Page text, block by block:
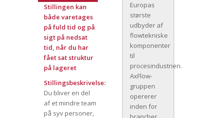
Stillingen kan
både varetages
på fuld tid og på
sigt på nedsat
tid, når du har
fået sat struktur
på lageret
Stillingsbeskrivelse:
Du bliver en del
af et mindre team
på syv personer,
Europas
største
udbyder af
flowtekniske
komponenter
til
procesindustrien.
AxFlow-
gruppen
opererer
inden for